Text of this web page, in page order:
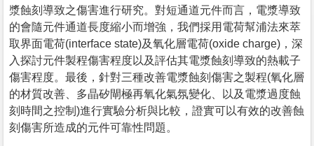
漿蝕刻導致之傷害進行研究。對短通道元件而言，電漿導致
的會隨元件通道長度縮小而增強，我們採用電荷幫浦法來萃
取界面電荷(interface state)及氧化層電荷(oxide charge)，深
入探討元件製程傷害程度以及評估其電漿蝕刻導致的熱載子
傷害程度。最後，針對三種改善電漿蝕刻傷害之製程(氧化層
的材質改善、多晶矽閘極再氧化氣氛變化、以及電漿過度蝕
刻時間之控制)進行實驗分析與比較，證實可以有效的改善蝕
刻傷害所造成的元件可靠性問題。